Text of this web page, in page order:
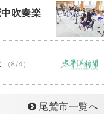
吹奏楽
（8/4）
尾鷲市一覧へ